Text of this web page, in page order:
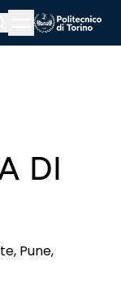
Menu button
DI
Pune,